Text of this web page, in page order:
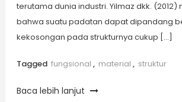
terutama dunia industri. Yilmaz dkk.
bahwa suatu padatan dapat dipandang
kekosongan pada strukturnya cukup […]
Tagged fungsional , material , struktur
Baca lebih lanjut